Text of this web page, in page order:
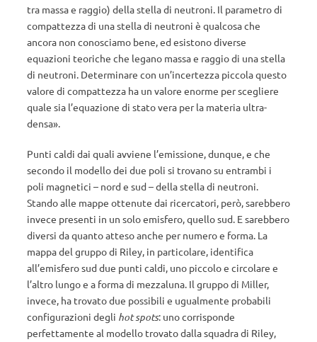
tra massa e raggio) della stella di neutroni. Il parametro di
compattezza di una stella di neutroni è qualcosa che
ancora non conosciamo bene, ed esistono diverse
equazioni teoriche che legano massa e raggio di una stella
di neutroni. Determinare con un’incertezza piccola questo
valore di compattezza ha un valore enorme per scegliere
quale sia l’equazione di stato vera per la materia ultra-
densa».
Punti caldi dai quali avviene l’emissione, dunque, e che
secondo il modello dei due poli si trovano su entrambi i
poli magnetici – nord e sud – della stella di neutroni.
Stando alle mappe ottenute dai ricercatori, però, sarebbero
invece presenti in un solo emisfero, quello sud. E sarebbero
diversi da quanto atteso anche per numero e forma. La
mappa del gruppo di Riley, in particolare, identifica
all’emisfero sud due punti caldi, uno piccolo e circolare e
l’altro lungo e a forma di mezzaluna. Il gruppo di Miller,
invece, ha trovato due possibili e ugualmente probabili
configurazioni degli hot spots: uno corrisponde
perfettamente al modello trovato dalla squadra di Riley,